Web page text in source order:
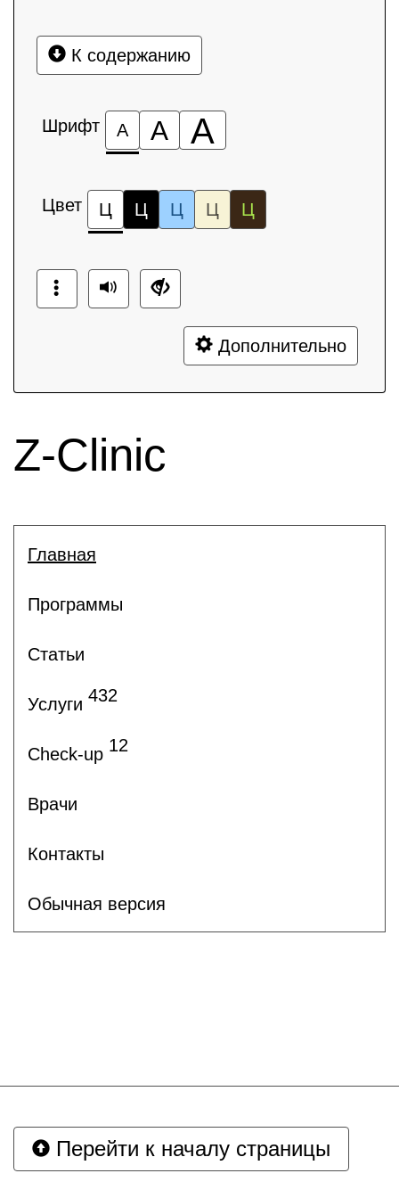
К содержанию
Шрифт А А А
Цвет Ц Ц Ц Ц Ц
Дополнительно
Z-Clinic
Главная
Программы
Статьи
Услуги 432
Check-up 12
Врачи
Контакты
Обычная версия
Перейти к началу страницы